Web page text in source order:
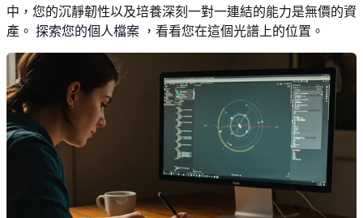
中，您的沉靜韌性以及培養深刻一對一連結的能力是無價的資
產。 探索您的個人檔案 ，看看您在這個光譜上的位置。